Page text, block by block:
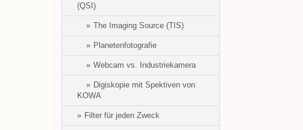
(QSI)
The Imaging Source (TIS)
Planetenfotografie
Webcam vs. Industriekamera
Digiskopie mit Spektiven von
KOWA
Filter für jeden Zweck